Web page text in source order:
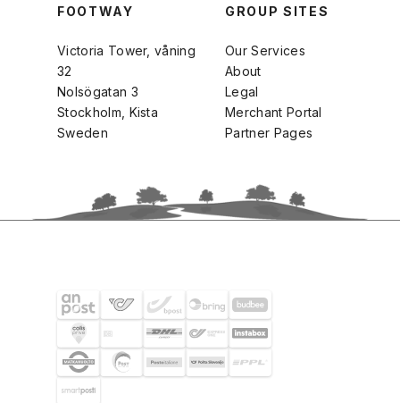
FOOTWAY
Victoria Tower, våning
32
Nolsögatan 3
Stockholm, Kista
Sweden
GROUP SITES
Our Services
About
Legal
Merchant Portal
Partner Pages